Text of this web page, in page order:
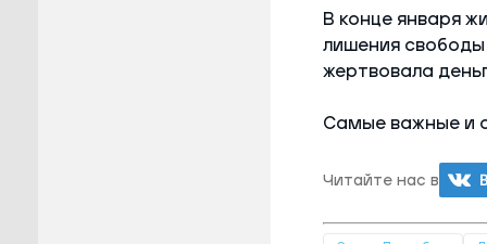
В конце января
лишения свободы
жертвовала
Самые важные и
Читайте нас в